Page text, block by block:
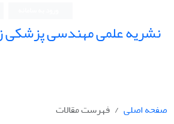
نشریه علمی مهندسی
صفحه اصلی
فهرست مقالات